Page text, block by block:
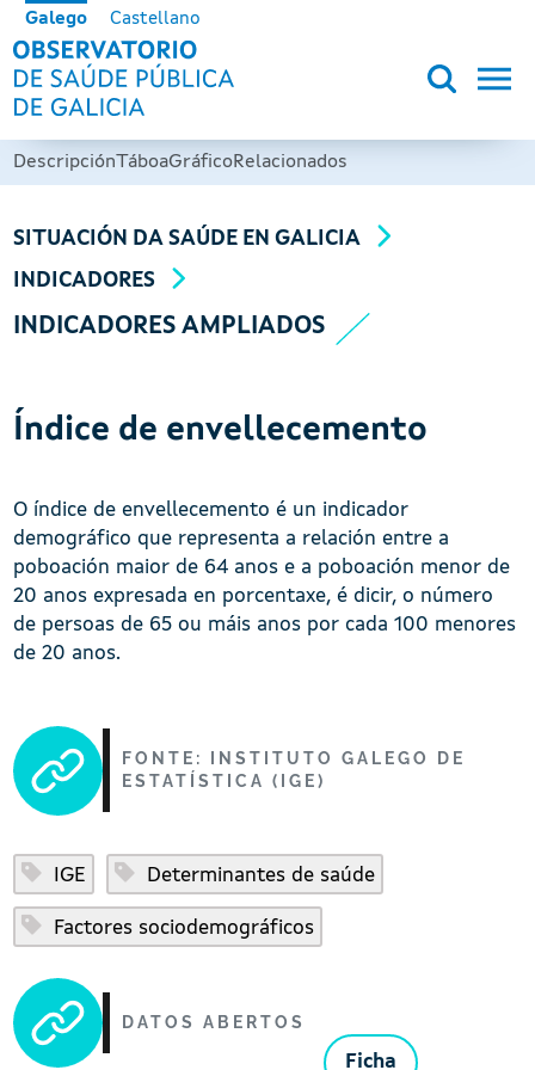
Ir o contido principal
Galego Castellano
OBSERVATORIO DE SALUD
DescripciónTáboaGráficoRelacionados
SITUACIÓN DA SAÚDE EN GALICIA
INDICADORES
INDICADORES AMPLIADOS
Índice de envellecemento
O índice de envellecemento é un indicador
demográfico que representa a relación entre a
poboación maior de 64 anos e a poboación menor de
20 anos expresada en porcentaxe, é dicir, o número
de persoas de 65 ou máis anos por cada 100 menores
de 20 anos.
FONTE: INSTITUTO GALEGO DE
ESTATÍSTICA (IGE)
IGE Determinantes de saúde
Factores sociodemográficos
DATOS ABERTOS
Ficha